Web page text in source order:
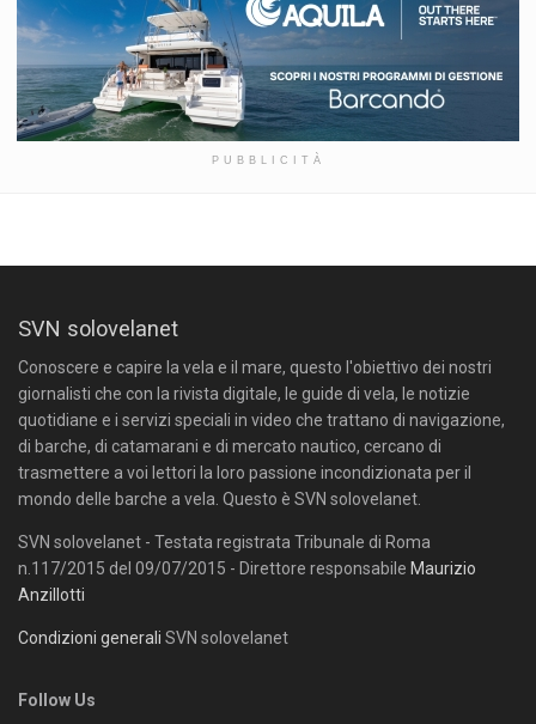
PUBBLICITÀ
SVN solovelanet
Conoscere e capire la vela e il mare, questo l'obiettivo dei nostri
giornalisti che con la rivista digitale, le guide di vela, le notizie
quotidiane e i servizi speciali in video che trattano di navigazione,
di barche, di catamarani e di mercato nautico, cercano di
trasmettere a voi lettori la loro passione incondizionata per il
mondo delle barche a vela. Questo è SVN solovelanet.
SVN solovelanet - Testata registrata Tribunale di Roma
n.117/2015 del 09/07/2015 - Direttore responsabile Maurizio
Anzillotti
Condizioni generali SVN solovelanet
Follow Us